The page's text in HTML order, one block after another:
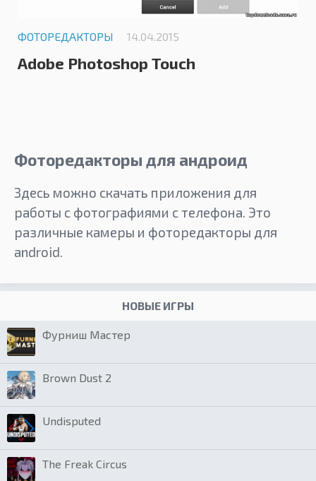
ФОТОРЕДАКТОРЫ 14.04.2015
Adobe Photoshop Touch
Фоторедакторы для андроид
Здесь можно скачать приложения для
работы с фотографиями с телефона. Это
различные камеры и фоторедакторы для
android.
НОВЫЕ ИГРЫ
Фурниш Мастер
Brown Dust 2
Undisputed
The Freak Circus